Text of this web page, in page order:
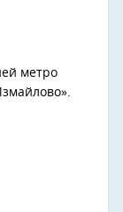
метро